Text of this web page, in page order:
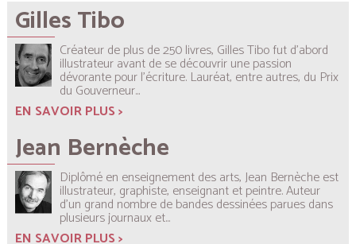
Gilles Tibo
Créateur de plus de 250 livres, Gilles Tibo fut d’abord
illustrateur avant de se découvrir une passion
dévorante pour l’écriture. Lauréat, entre autres, du Prix
du Gouverneur...
EN SAVOIR PLUS >
Jean Bernèche
Diplômé en enseignement des arts, Jean Bernèche est
illustrateur, graphiste, enseignant et peintre. Auteur
d’un grand nombre de bandes dessinées parues dans
plusieurs journaux et...
EN SAVOIR PLUS >